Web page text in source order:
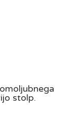
stolp.